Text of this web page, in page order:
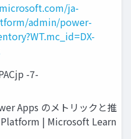
ja-
admin/power-
-7-
Apps のメトリックと推
| Microsoft Learn